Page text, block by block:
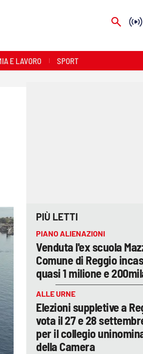
E LAVORO SPORT
PIÙ LETTI
PIANO ALIENAZIONI
Venduta l'ex scuola
Comune di Reggio
quasi 1 milione e
ALLE URNE
Elezioni suppletive a
vota il 27 e 28
per il collegio
della Camera